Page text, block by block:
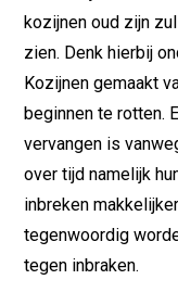
kozijnen oud zijn
zien. Denk hierbij
Kozijnen gemaakt
beginnen te rotten.
vervangen is
over tijd namelijk
inbreken
tegenwoordig
tegen inbraken.